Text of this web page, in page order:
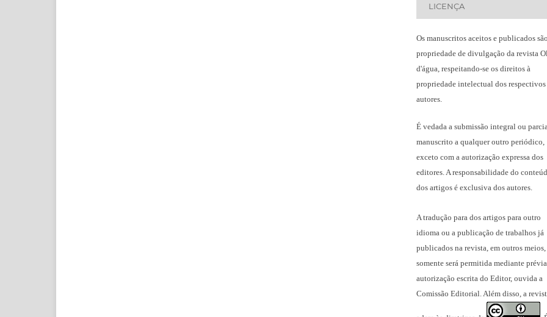
LICENÇA
Os manuscritos aceitos e publicados
propriedade de divulgação da revista
d'água, respeitando-se os direitos à
propriedade intelectual dos respectivos
autores.
É vedada a submissão integral ou
manuscrito a qualquer outro periódico,
exceto com a autorização expressa dos
editores. A responsabilidade do
dos artigos é exclusiva dos autores.
A tradução para dos artigos para outro
idioma ou a publicação de trabalhos já
publicados na revista, em outros meios,
somente será permitida mediante prévia
autorização escrita do Editor, ouvida a
Comissão Editorial. Além disso, a